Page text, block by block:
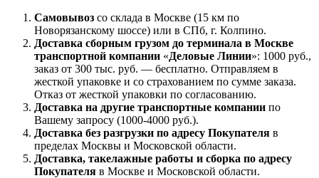
Самовывоз со склада в Москве (15 км по
Новорязанскому шоссе) или в СПб, г. Колпино.
Доставка сборным грузом до терминала в Москве
транспортной компании «Деловые Линии»: 1000 руб.,
заказ от 300 тыс. руб. — бесплатно. Отправляем в
жесткой упаковке и со страхованием по сумме заказа.
Отказ от жесткой упаковки по согласованию.
Доставка на другие транспортные компании по
Вашему запросу (1000-4000 руб.).
Доставка без разгрузки по адресу Покупателя в
пределах Москвы и Московской области.
Доставка, такелажные работы и сборка по адресу
Покупателя в Москве и Московской области.